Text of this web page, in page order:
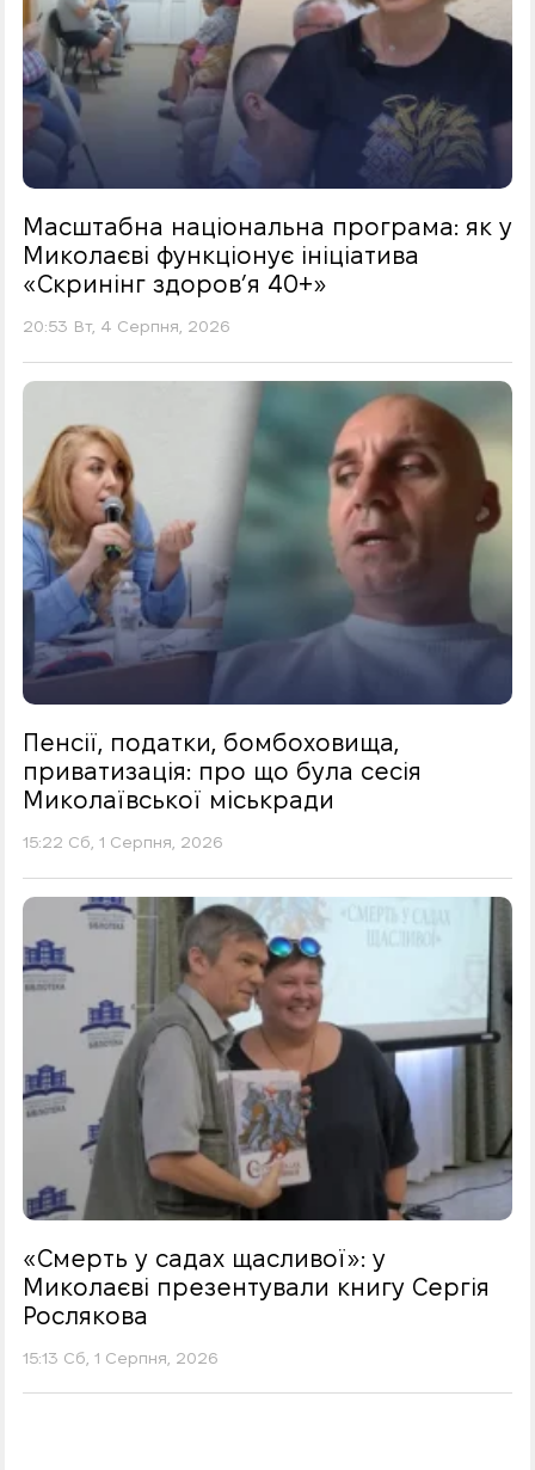
Масштабна національна програма: як у
Миколаєві функціонує ініціатива
«Скринінг здоровʼя 40+»
20:53 Вт, 4 Серпня, 2026
Пенсії, податки, бомбоховища,
приватизація: про що була сесія
Миколаївської міськради
15:22 Сб, 1 Серпня, 2026
«Смерть у садах щасливої»: у
Миколаєві презентували книгу Сергія
Рослякова
15:13 Сб, 1 Серпня, 2026